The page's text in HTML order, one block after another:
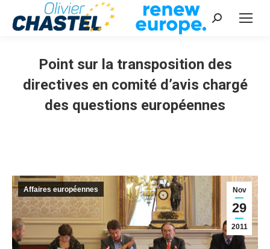
Recherche
Point sur la transposition des
directives en comité d’avis chargé
des questions européennes
Nov
29
2011
Affaires européennes